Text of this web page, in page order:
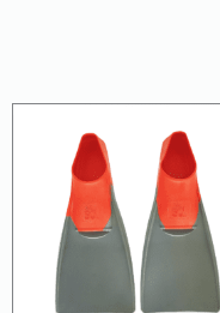
מספר
סוגים.
ניתן
לבחור
את